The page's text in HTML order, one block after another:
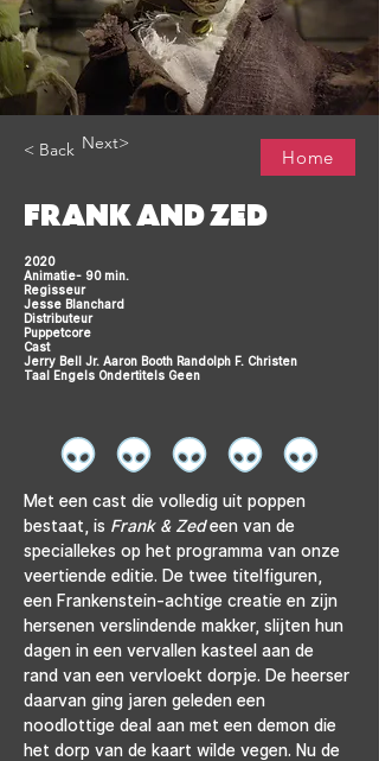
< Back Next>
Home
FRANK AND ZED
2020
Animatie- 90 min.
Regisseur
Jesse Blanchard
Distributeur
Puppetcore
Cast
Jerry Bell Jr. Aaron Booth Randolph F. Christen
Taal Engels Ondertitels Geen
Met een cast die volledig uit poppen
bestaat, is Frank & Zed een van de
speciallekes op het programma van onze
veertiende editie. De twee titelfiguren,
een Frankenstein-achtige creatie en zijn
hersenen verslindende makker, slijten hun
dagen in een vervallen kasteel aan de
rand van een vervloekt dorpje. De heerser
daarvan ging jaren geleden een
noodlottige deal aan met een demon die
het dorp van de kaart wilde vegen. Nu de